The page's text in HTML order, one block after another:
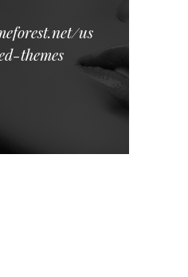
us
themes